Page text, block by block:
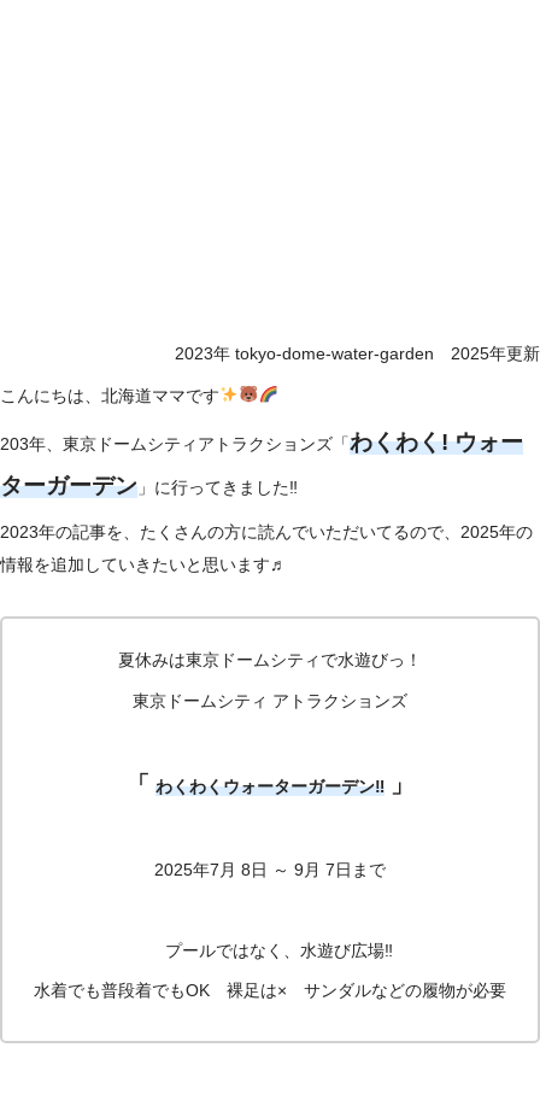
2023年 tokyo-dome-water-garden 2025年更新
こんにちは、北海道ママです
203年、東京ドームシティアトラクションズ「わくわく! ウォー
ターガーデン 」に行ってきました‼
2023年の記事を、たくさんの方に読んでいただいてるので、2025年の
情報を追加していきたいと思います♬
夏休みは東京ドームシティで水遊びっ！
東京ドームシティ アトラクションズ
「 わくわくウォーターガーデン‼ 」
2025年7月 8日 ～ 9月 7日まで
プールではなく、水遊び広場‼
水着でも普段着でもOK 裸足は× サンダルなどの履物が必要